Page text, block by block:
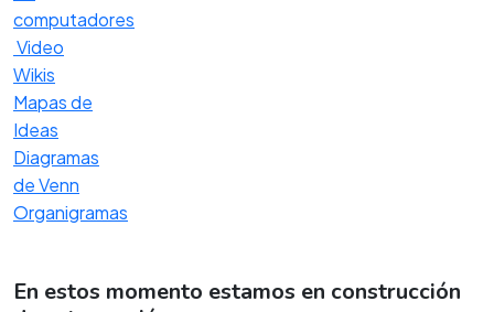
computadores
Video
Wikis
Mapas de
Ideas
Diagramas
de Venn
Organigramas
En estos momento estamos en construcción